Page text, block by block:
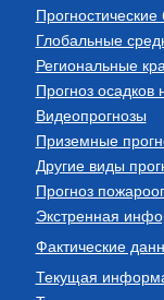
Глобальные
Региональные
Прогноз осадков
Видеопрогнозы
Приземные
Другие виды
Прогноз
Экстренная
Фактические
Текущая